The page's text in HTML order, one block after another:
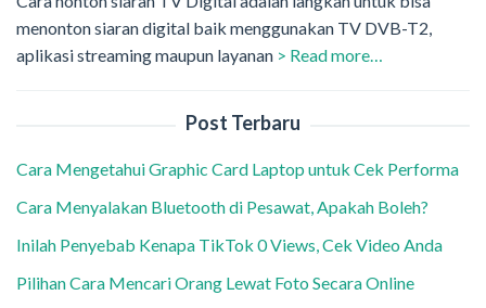
menonton siaran digital baik menggunakan TV DVB-T2,
aplikasi streaming maupun layanan > Read more…
Post Terbaru
Cara Mengetahui Graphic Card Laptop untuk Cek Performa
Cara Menyalakan Bluetooth di Pesawat, Apakah Boleh?
Inilah Penyebab Kenapa TikTok 0 Views, Cek Video Anda
Pilihan Cara Mencari Orang Lewat Foto Secara Online